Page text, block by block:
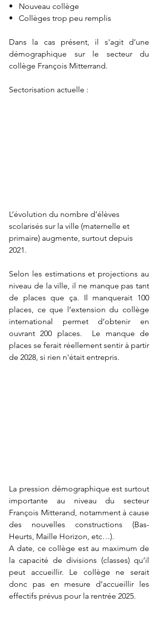
•   Nouveau collège
•   Collèges trop peu remplis
Dans la cas présent, il s'agit d’une
démographique sur le secteur du
collège François Mitterrand.
Sectorisation actuelle :
L’évolution du nombre d’élèves
scolarisés sur la ville (maternelle et
primaire) augmente, surtout depuis
2021.
Selon les estimations et projections au
niveau de la ville, il ne manque pas tant
de places que ça. Il manquerait 100
places, ce que l’extension du collège
international permet d’obtenir en
ouvrant 200 places.
Le manque de
places se ferait réellement sentir à partir
de 2028, si rien n'était entrepris.
La pression démographique est surtout
importante au niveau du secteur
François Mitterand, notamment à cause
des nouvelles constructions (Bas-
Heurts, Maille Horizon, etc…).
a capacité de divisions (classes) qu’il
peut accueillir. Le collège ne serait
donc pas en mesure d’accueillir les
effectifs prévus pour la rentrée 2025.